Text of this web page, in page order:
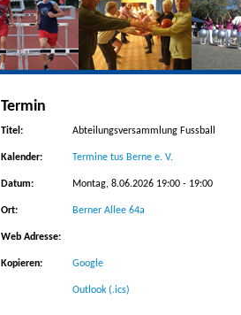
Termin
Titel: Abteilungsversammlung Fussball
Kalender: Termine tus Berne e. V.
Datum: Montag, 8.06.2026 19:00 - 19:00
Ort: Berner Allee 64a
Web Adresse:
Kopieren: Google
Outlook (.ics)